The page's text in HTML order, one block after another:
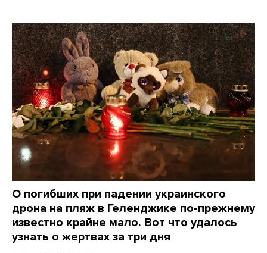
О погибших при падении украинского
дрона на пляж в Геленджике по-прежнему
известно крайне мало. Вот что удалось
узнать о жертвах за три дня